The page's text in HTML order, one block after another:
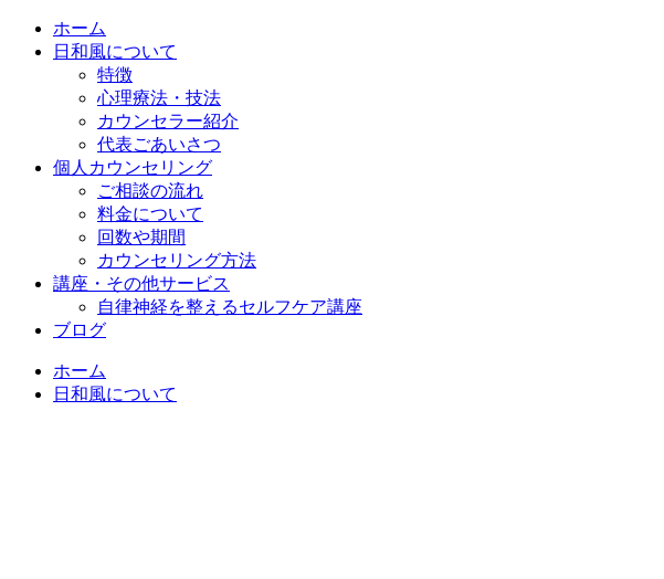
ホーム
日和風について
特徴
心理療法・技法
カウンセラー紹介
代表ごあいさつ
個人カウンセリング
ご相談の流れ
料金について
回数や期間
カウンセリング方法
講座・その他サービス
自律神経を整えるセルフケア講座
ブログ
ホーム
日和風について